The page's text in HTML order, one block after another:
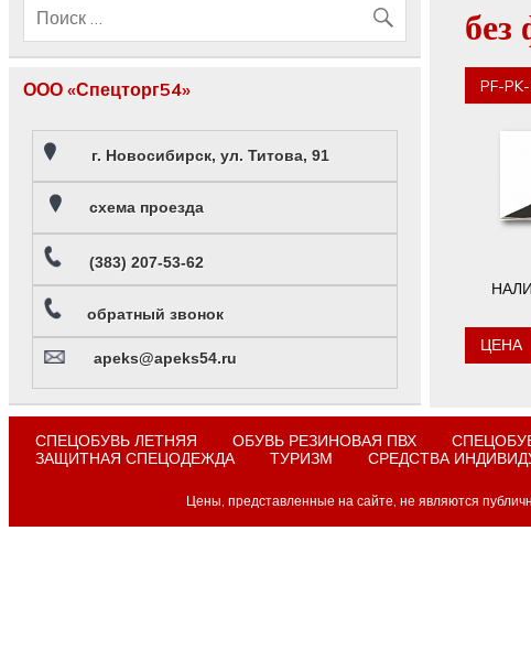
без
PF-
ЦЕНА
ООО «Спецторг54»
г. Новосибирск, ул. Титова, 91
схема проезда
(383) 207-53-62
обратный звонок
apeks@apeks54.ru
СПЕЦОБУВЬ ЛЕТНЯЯ ОБУВЬ РЕЗИНОВАЯ ПВХ
ЗАЩИТНАЯ СПЕЦОДЕЖДА
ТУРИЗМ СРЕДСТВА
Цены, представленные на сайте, не являются